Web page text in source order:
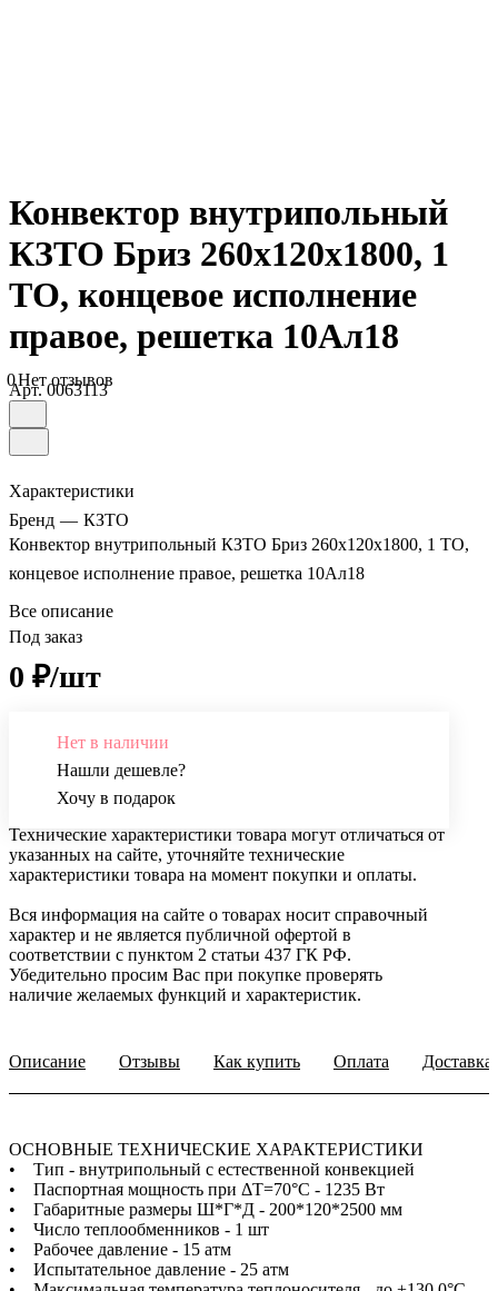
Конвектор внутрипольный
КЗТО Бриз 260х120х1800, 1
ТО, концевое исполнение
правое, решетка 10Ал18
0Нет отзывов
Арт.0063113
Характеристики
Бренд — КЗТО
Конвектор внутрипольный КЗТО Бриз 260х120х1800, 1 ТО,
концевое исполнение правое, решетка 10Ал18
Все описание
Под заказ
0 ₽/шт
Нет в наличии
Нашли дешевле?
Хочу в подарок
Технические характеристики товара могут отличаться от
указанных на сайте, уточняйте технические
характеристики товара на момент покупки и оплаты.
Вся информация на сайте о товарах носит справочный
характер и не является публичной офертой в
соответствии с пунктом 2 статьи 437 ГК РФ.
Убедительно просим Вас при покупке проверять
наличие желаемых функций и характеристик.
Описание Отзывы Как купить Оплата Доставка
ОСНОВНЫЕ ТЕХНИЧЕСКИЕ ХАРАКТЕРИСТИКИ
• Тип - внутрипольный с естественной конвекцией
• Паспортная мощность при ΔТ=70°C - 1235 Вт
• Габаритные размеры Ш*Г*Д - 200*120*2500 мм
• Число теплообменников - 1 шт
• Рабочее давление - 15 атм
• Испытательное давление - 25 атм